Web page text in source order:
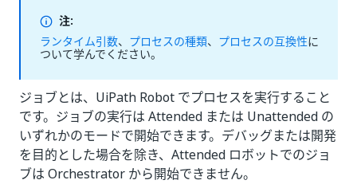
注:
ランタイム引数、 プロセスの種類、 プロセスの互換性に
ついて学んでください。
ジョブとは、UiPath Robot でプロセスを実行すること
です。ジョブの実行は Attended または Unattended の
いずれかのモードで開始できます。デバッグまたは開発
を目的とした場合を除き、Attended ロボットでのジョ
ブは Orchestrator から開始できません。